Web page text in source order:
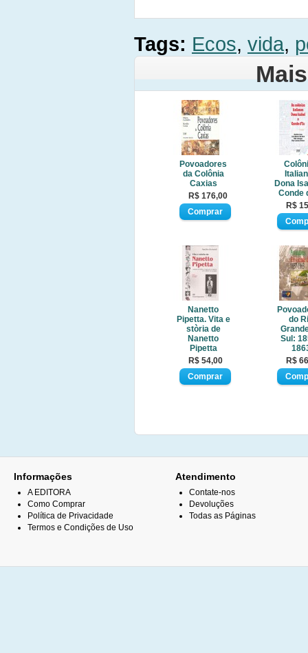
Tags: Ecos, vida,
Povoadores
da Colônia
Caxias
R$ 176,00
Dona
Conde
R$
Nanetto
Pipetta. Vita e
stòria de
Nanetto
Pipetta
R$ 54,00
do
Sul:
R$
Informações
A EDITORA
Como Comprar
Política de Privacidade
Termos e Condições de Uso
Atendimento
Contate-nos
Devoluções
Todas as Páginas